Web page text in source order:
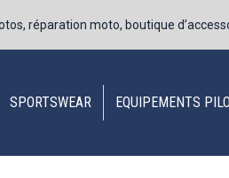
réparation moto, boutique
SPORTSWEAR EQUIPEMENTS